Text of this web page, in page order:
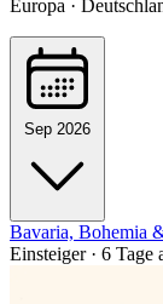
Europa ·
Sep 2026
Bavaria, Bohemia
Einsteiger · 6 Tage